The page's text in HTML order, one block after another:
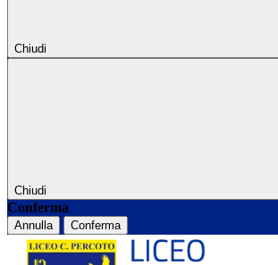
Chiudi
Chiudi
Conferma
Annulla Conferma